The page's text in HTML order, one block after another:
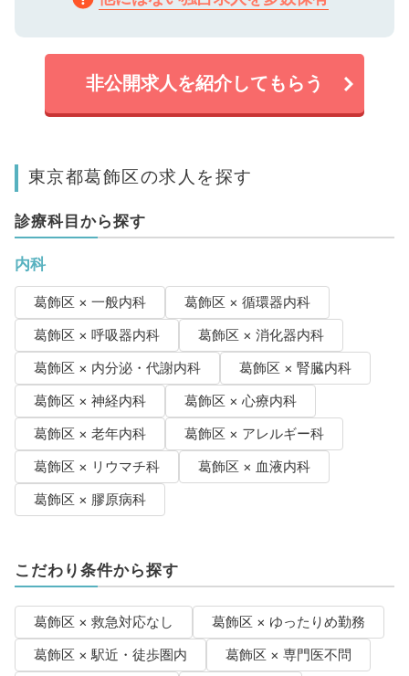
非公開求人を紹介してもらう
東京都葛飾区の求人を探す
診療科目から探す
内科
葛飾区 × 一般内科
葛飾区 × 循環器内科
葛飾区 × 呼吸器内科
葛飾区 × 消化器内科
葛飾区 × 内分泌・代謝内科
葛飾区 × 腎臓内科
葛飾区 × 神経内科
葛飾区 × 心療内科
葛飾区 × 老年内科
葛飾区 × アレルギー科
葛飾区 × リウマチ科
葛飾区 × 血液内科
葛飾区 × 膠原病科
こだわり条件から探す
葛飾区 × 救急対応なし
葛飾区 × ゆったりめ勤務
葛飾区 × 駅近・徒歩圏内
葛飾区 × 専門医不問